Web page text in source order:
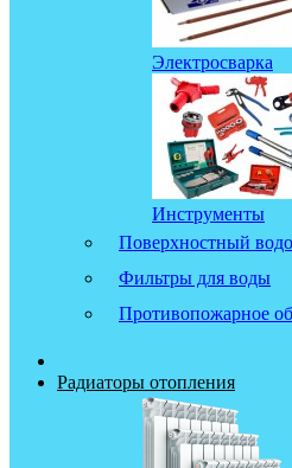
Электросварка
Инструменты
Поверхностный
Фильтры для воды
Противопожарное
Радиаторы отопления